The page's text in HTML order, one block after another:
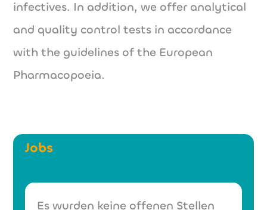
infectives. In addition, we offer analytical
and quality control tests in accordance
with the guidelines of the European
Pharmacopoeia.
Jobs
Es wurden keine offenen Stellen